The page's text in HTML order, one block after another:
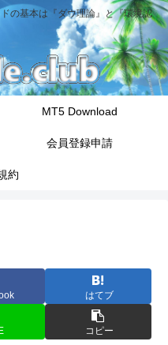
の基本は『ダウ理論』と『環境認
MT5 Download
会員登録申請
約
はてブ
コピー